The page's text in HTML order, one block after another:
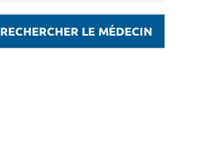
RECHERCHER LE MÉDECIN